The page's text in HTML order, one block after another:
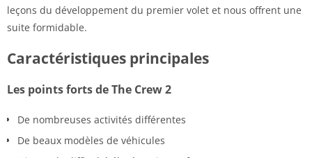
leçons du développement du premier volet et nous offrent une
suite formidable.
Caractéristiques principales
Les points forts de The Crew 2
De nombreuses activités différentes
De beaux modèles de véhicules